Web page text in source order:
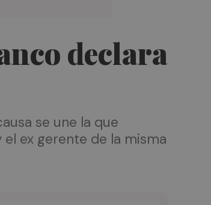
declara
se une la que
ex gerente de la misma